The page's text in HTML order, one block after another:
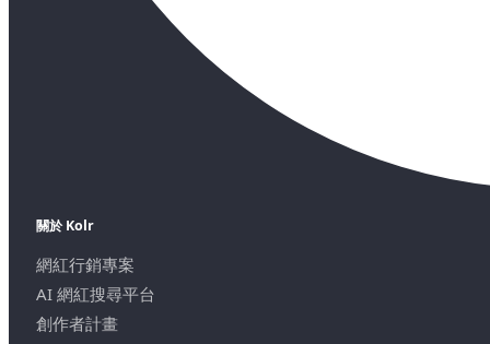
關於 Kolr
網紅行銷專案
AI 網紅搜尋平台
創作者計畫